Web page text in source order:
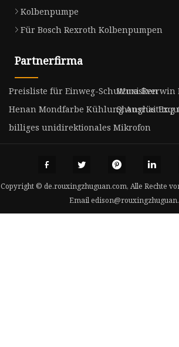
Kolbenpumpe
Für Bosch Rexroth Kolbenpumpen
Partnerfirma
Preisliste für Einweg-Schutzmasken
Wuxi Everwin
Henan Mondfarbe Kühlung Ausrüstung
Shanghai
billiges unidirektionales Mikrofon
Copyright © de.rouxingzhuguan.com, Alle Rechte
Email